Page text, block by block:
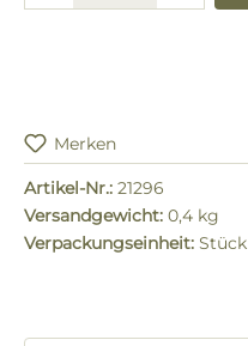
Merken
Artikel-Nr.: 21296
Versandgewicht: 0,4 kg
Verpackungseinheit: Stück